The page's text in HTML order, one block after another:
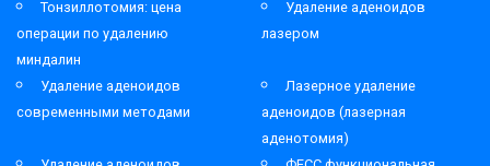
Тонзиллотомия: цена
операции по удалению
миндалин
Удаление аденоидов
лазером
Удаление аденоидов
современными методами
Лазерное удаление
аденоидов (лазерная
аденотомия)